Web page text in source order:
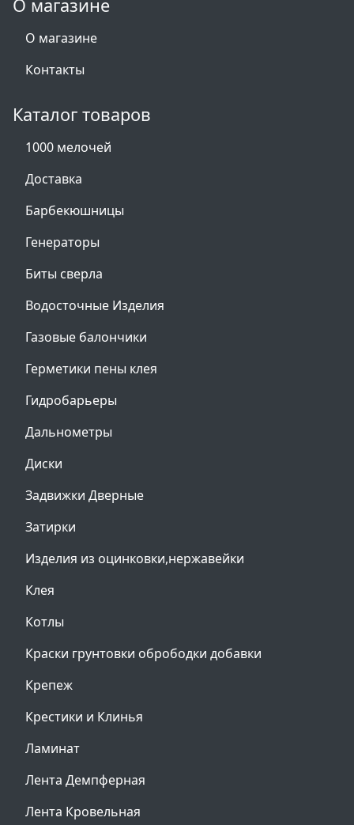
О магазине
О магазине
Контакты
Каталог товаров
1000 мелочей
Доставка
Барбекюшницы
Генераторы
Биты сверла
Водосточные Изделия
Газовые балончики
Герметики пены клея
Гидробарьеры
Дальнометры
Диски
Задвижки Дверные
Затирки
Изделия из оцинковки,нержавейки
Клея
Котлы
Краски грунтовки обрободки добавки
Крепеж
Крестики и Клинья
Ламинат
Лента Демпферная
Лента Кровельная